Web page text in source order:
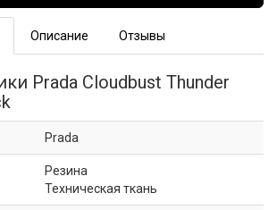
Описание Отзывы
Prada Cloudbust Thunder
Prada
Резина
Техническая ткань